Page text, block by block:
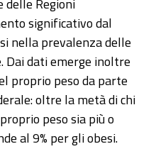
delle Regioni
significativo dal
nella prevalenza delle
Dai dati emerge inoltre
proprio peso da parte
oltre la metà di chi
peso sia più o
al 9% per gli obesi.